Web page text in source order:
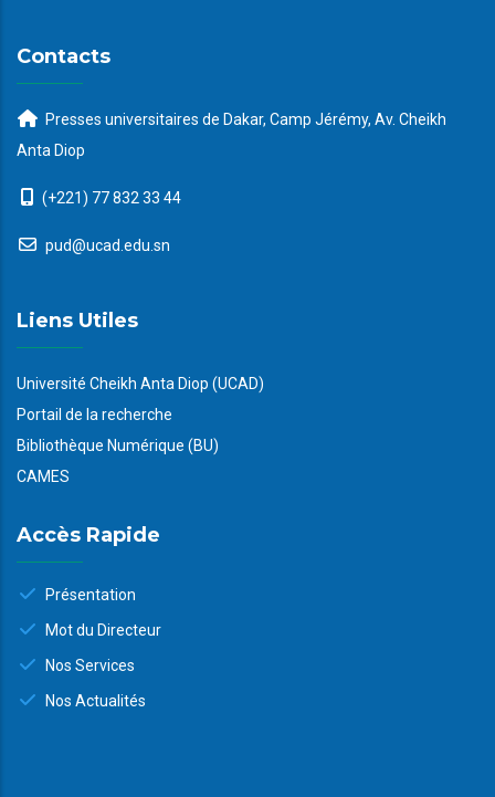
Contacts
Presses universitaires de Dakar, Camp Jérémy, Av. Cheikh
Anta Diop
(+221) 77 832 33 44
pud@ucad.edu.sn
Liens Utiles
Université Cheikh Anta Diop (UCAD)
Portail de la recherche
Bibliothèque Numérique (BU)
CAMES
Accès Rapide
Présentation
Mot du Directeur
Nos Services
Nos Actualités